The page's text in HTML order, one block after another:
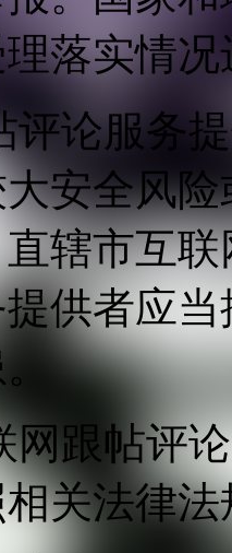
落实情
评论服务
安全风
辖市互
供者应
网跟帖评
关法律